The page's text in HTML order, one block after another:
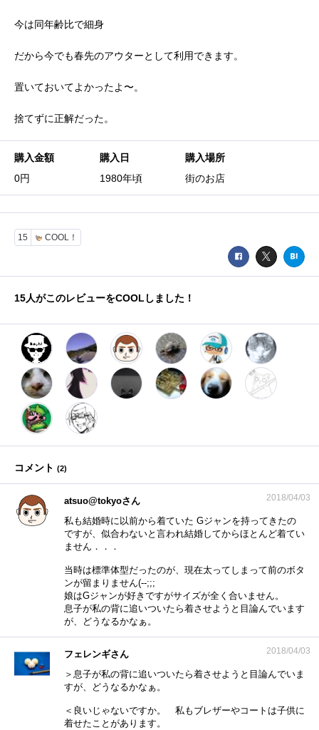
今は同年齢比で細身
だから今でも春先のアウターとして利用できます。
置いておいてよかったよ〜。
捨てずに正解だった。
購入金額
0円
購入日
1980年頃
購入場所
街のお店
15 COOL！
15人がこのレビューをCOOLしました！
コメント (2)
atsuo@tokyoさん 2018/04/03
私も結婚時に以前から着ていた Gジャンを持ってきたの
ですが、似合わないと言われ結婚してからほとんど着てい
ません．．．
当時は標準体型だったのが、現在太ってしまって前のボタ
ンが留まりません(--;;;
娘はGジャンが好きですがサイズが全く合いません。
息子が私の背に追いついたら着させようと目論んでいます
が、どうなるかなぁ。
フェレンギさん 2018/04/03
＞息子が私の背に追いついたら着させようと目論んでいま
すが、どうなるかなぁ。
＜良いじゃないですか。 私もブレザーやコートは子供に
着せたことがあります。